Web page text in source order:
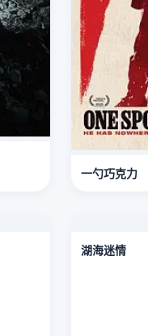
一勺巧克力
湖海迷情